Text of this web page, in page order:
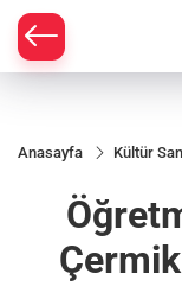
Anasayfa Kültür